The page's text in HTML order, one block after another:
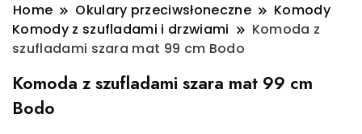
Home Okulary przeciwsłoneczne
Komody
Komody z szufladami i drzwiami
Komoda z
szufladami szara mat 99 cm Bodo
Komoda z szufladami szara mat 99 cm
Bodo